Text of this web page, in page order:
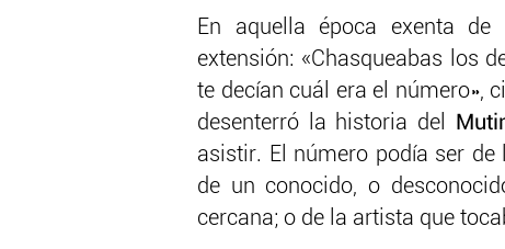
En aquella época exenta
extensión: «Chasqueabas los
te decían cuál era el número»,
desenterró la historia del
asistir. El número podía ser
de un conocido, o
cercana; o de la artista que